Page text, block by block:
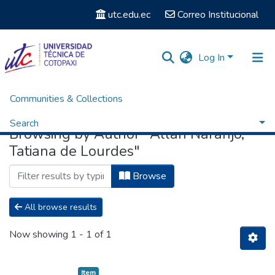
utc.edu.ec Correo Institucional
Log In
Communities & Collections
Search
Home Browse by Author
Browsing by Author "Allan Naranjo,
Tatiana de Lourdes"
Browse
All browse results
Now showing 1 - 1 of 1
Item